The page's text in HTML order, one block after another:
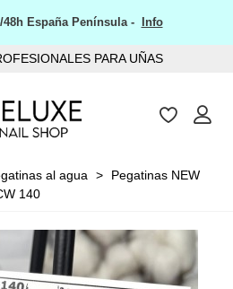
48h España Península - Info
PARA UÑAS
al agua >
Pegatinas NEW
140